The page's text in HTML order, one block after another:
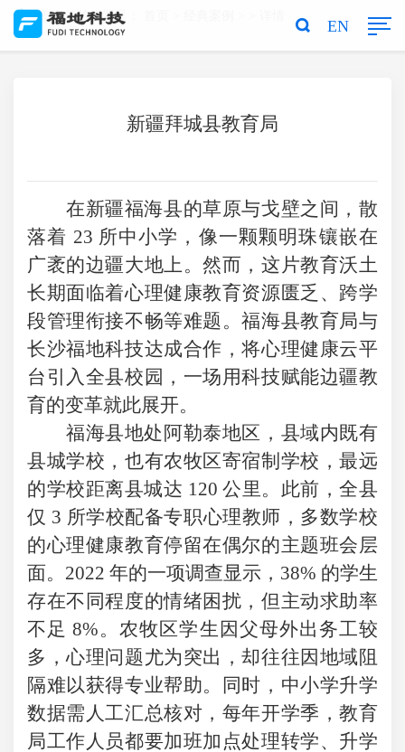
EN
您当前的位置是：
新疆拜城县教育局
在新疆福海县的草原与戈壁之间，散
落着 23 所中小学，像一颗颗明珠镶嵌在
广袤的边疆大地上。然而，这片教育沃土
长期面临着心理健康教育资源匮乏、跨学
段管理衔接不畅等难题。福海县教育局与
长沙福地科技达成合作，将心理健康云平
台引入全县校园，一场用科技赋能边疆教
育的变革就此展开。
福海县地处阿勒泰地区，县域内既有
县城学校，也有农牧区寄宿制学校，最远
的学校距离县城达 120 公里。此前，全县
仅 3 所学校配备专职心理教师，多数学校
的心理健康教育停留在偶尔的主题班会层
面。2022 年的一项调查显示，38% 的学生
存在不同程度的情绪困扰，但主动求助率
不足 8%。农牧区学生因父母外出务工较
多，心理问题尤为突出，却往往因地域阻
隔难以获得专业帮助。同时，中小学升学
数据需人工汇总核对，每年开学季，教育
局工作人员都要加班加点处理转学、升学